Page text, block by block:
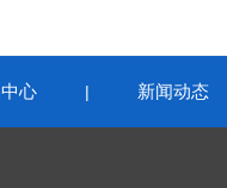
心 | 新闻动态